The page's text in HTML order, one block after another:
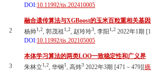
DOI:10.11992/tis.202410005
2
融合遗传算法与XGBoost的玉米百粒重相关基
杨帅1,2, 郭茂祖 1,2, 赵玲玲3, 李阳 1,2 2022年1期
DOI:10.11992/tis.202105005
3
本体学习算法的两类LOO一致稳定性和广义界
朱林立1,2, 华钢1, 高炜3 2022年3期 [471－479][